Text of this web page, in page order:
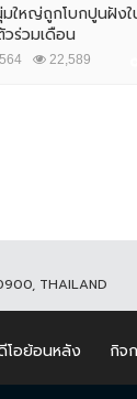
ใหญ่ถูกโบกปูนฝังใ
ร่วมเดือน
22,589
THAILAND
โอย้อนหลัง กิจ